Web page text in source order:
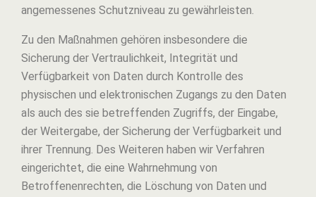
angemessenes Schutzniveau zu gewährleisten.
Zu den Maßnahmen gehören insbesondere die
Sicherung der Vertraulichkeit, Integrität und
Verfügbarkeit von Daten durch Kontrolle des
physischen und elektronischen Zugangs zu den Daten
als auch des sie betreffenden Zugriffs, der Eingabe,
der Weitergabe, der Sicherung der Verfügbarkeit und
ihrer Trennung. Des Weiteren haben wir Verfahren
eingerichtet, die eine Wahrnehmung von
Betroffenenrechten, die Löschung von Daten und